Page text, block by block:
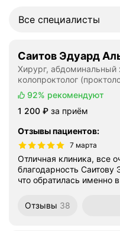
Все специалисты
Саитов Эдуард
Хирург, абдоминальный
колопроктолог
92% рекомендуют
Цена
1200
1 200 ₽ за приём
Отзывы пациентов:
7 марта
Отличная клиника, все очень онравилось. Огромная
благодарность Саитову
что обратилась именно
Отзывы 38